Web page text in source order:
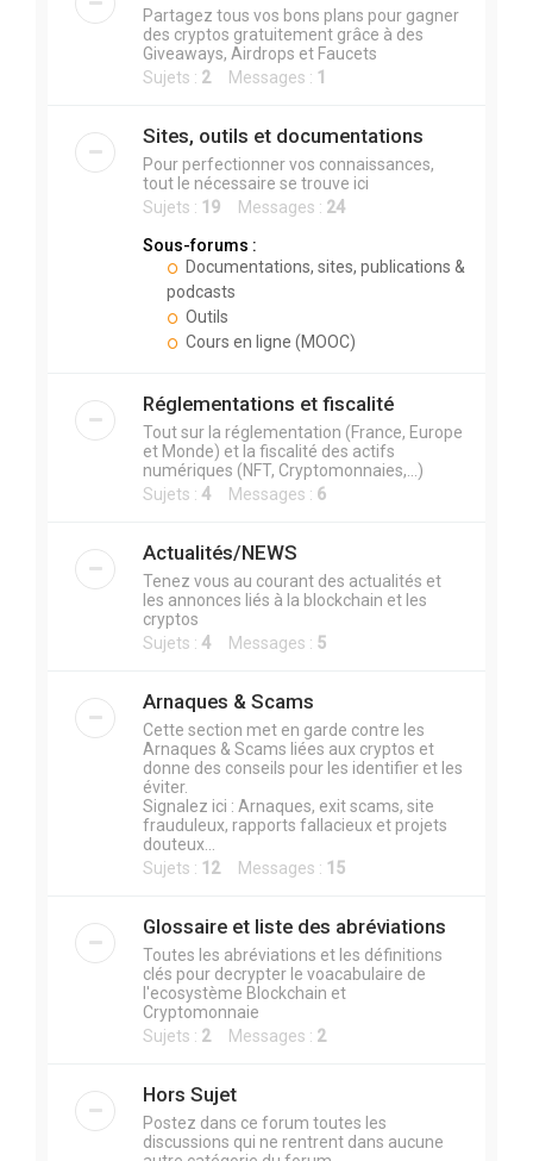
Partagez tous vos bons plans pour gagner
des cryptos gratuitement grâce à des
Giveaways, Airdrops et Faucets
Sujets : 2Messages : 1
Sites, outils et documentations
Pour perfectionner vos connaissances,
tout le nécessaire se trouve ici
Sujets : 19 Messages : 24
Sous-forums :
Documentations, sites, publications &
podcasts
Outils
Cours en ligne (MOOC)
Réglementations et fiscalité
Tout sur la réglementation (France, Europe
et Monde) et la fiscalité des actifs
numériques (NFT, Cryptomonnaies,...)
Sujets : 4 Messages : 6
Actualités/NEWS
Tenez vous au courant des actualités et
les annonces liés à la blockchain et les
cryptos
Sujets : 4 Messages : 5
Arnaques & Scams
Cette section met en garde contre les
Arnaques & Scams liées aux cryptos et
donne des conseils pour les identifier et les
éviter.
Signalez ici : Arnaques, exit scams, site
frauduleux, rapports fallacieux et projets
douteux...
Sujets : 12Messages : 15
Glossaire et liste des abréviations
Toutes les abréviations et les définitions
clés pour decrypter le voacabulaire de
l'ecosystème Blockchain et
Cryptomonnaie
Sujets : 2Messages : 2
Hors Sujet
Postez dans ce forum toutes les
discussions qui ne rentrent dans aucune